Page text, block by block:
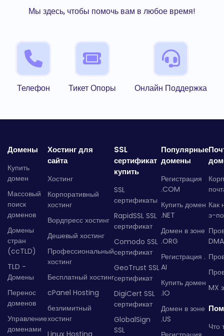
Мы здесь, чтобы помочь вам в любое время!
Телефон Тикет Опоры Онлайн Поддержка
Домены
Купить
домен
Массовый
поиск
доменов
Домены
стран
(ccTLD)
TLD -
Домены
Перенос
доменов
Управление
доменами
Хостинг для
сайта
Хостинг
Корпоративный
хостинг
Вордпресс хостинг
Дешевый хостинг
Профессиональный
хостинг
Бесплатный хостинг
cPanel Hosting
безлимитный
хостинг
Linux Hosting
SSL
сертификат
купить
SSL
сертификаты
RapidSSL SSL
сертификат
Comodo SSL
сертификат
GeoTrust SSL
сертификат
DigiCert SSL
сертификат
GlobalSign
SSL
Популярные
домены
Регистрация
.COM
Купить домен
.NET
Домен в зоне
.ORG
Регистрация .
AI
Купить домен
.IO
Домен в зоне
.US
Как
э-
MX
Что